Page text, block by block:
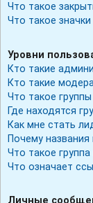
Что такое
Что такое значки
Уровни
Кто такие
Кто такие
Что такое
Где находятся
Как мне стать
Почему
Что такое
Что означает
Личные